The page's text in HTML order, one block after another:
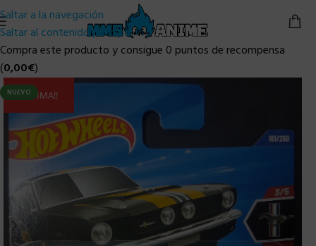
Saltar a la navegación
Saltar al contenido principal
Compra este producto y consigue 0 puntos de recompensa
(0,00€)
NUEVOULTIMA!!